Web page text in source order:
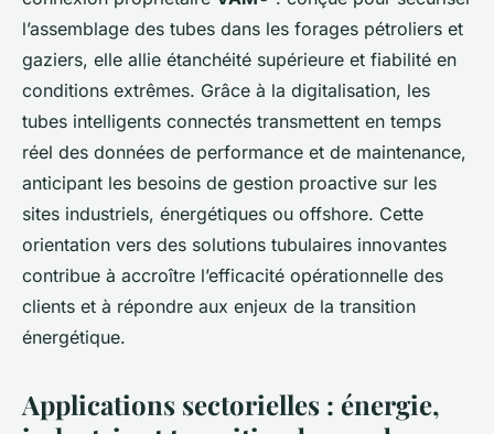
l’assemblage des tubes dans les forages pétroliers et
gaziers, elle allie étanchéité supérieure et fiabilité en
conditions extrêmes. Grâce à la digitalisation, les
tubes intelligents connectés transmettent en temps
réel des données de performance et de maintenance,
anticipant les besoins de gestion proactive sur les
sites industriels, énergétiques ou offshore. Cette
orientation vers des solutions tubulaires innovantes
contribue à accroître l’efficacité opérationnelle des
clients et à répondre aux enjeux de la transition
énergétique.
Applications sectorielles : énergie,